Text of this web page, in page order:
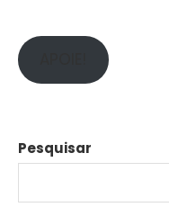
Pesquisar